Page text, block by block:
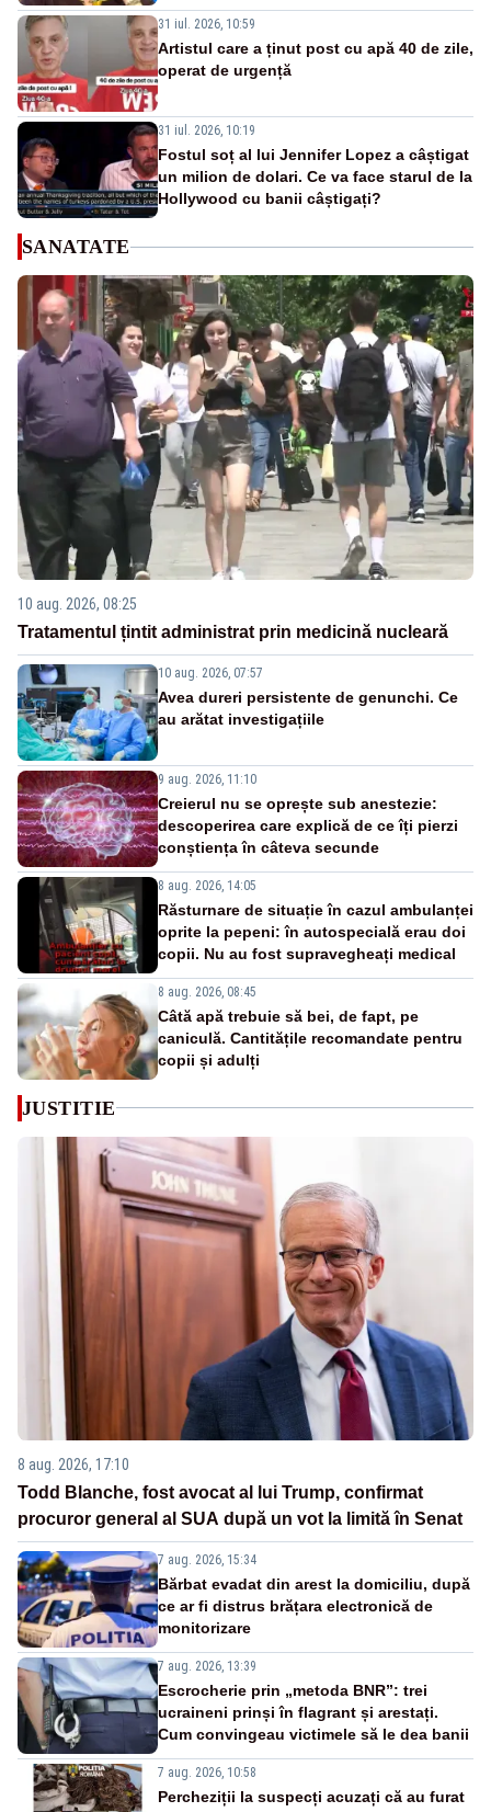
31 iul. 2026, 10:59
Artistul care a ținut post cu apă 40 de zile,
operat de urgență
31 iul. 2026, 10:19
Fostul soț al lui Jennifer Lopez a câștigat
un milion de dolari. Ce va face starul de la
Hollywood cu banii câștigați?
SANATATE
10 aug. 2026, 08:25
Tratamentul țintit administrat prin medicină nucleară
10 aug. 2026, 07:57
Avea dureri persistente de genunchi. Ce
au arătat investigațiile
9 aug. 2026, 11:10
Creierul nu se oprește sub anestezie:
descoperirea care explică de ce îți pierzi
conștiența în câteva secunde
8 aug. 2026, 14:05
Răsturnare de situație în cazul ambulanței
oprite la pepeni: în autospecială erau doi
copii. Nu au fost supravegheați medical
8 aug. 2026, 08:45
Câtă apă trebuie să bei, de fapt, pe
caniculă. Cantitățile recomandate pentru
copii și adulți
JUSTITIE
8 aug. 2026, 17:10
Todd Blanche, fost avocat al lui Trump, confirmat
procuror general al SUA după un vot la limită în Senat
7 aug. 2026, 15:34
Bărbat evadat din arest la domiciliu, după
ce ar fi distrus brățara electronică de
monitorizare
7 aug. 2026, 13:39
Escrocherie prin „metoda BNR”: trei
ucraineni prinși în flagrant și arestați.
Cum convingeau victimele să le dea banii
7 aug. 2026, 10:58
Percheziții la suspecți acuzați că au furat